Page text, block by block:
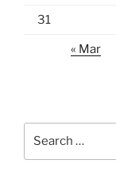
31
« Mar